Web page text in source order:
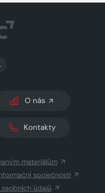
SVĚTLÝ/TMAVÝ REŽIM
O nás
Kontakty
materiálům
společnosti
údajů